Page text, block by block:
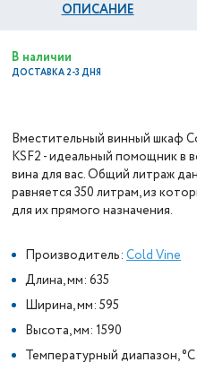
ОПИСАНИЕ
В наличии
ДОСТАВКА 2-3 ДНЯ
Вместительный винный шкаф
KSF2 - идеальный помощник в
вина для вас. Общий литраж
равняется 350 литрам, из
для их прямого назначения.
Производитель: Cold Vine
Длина, мм: 635
Ширина, мм: 595
Высота, мм: 1590
Температурный диапазон,